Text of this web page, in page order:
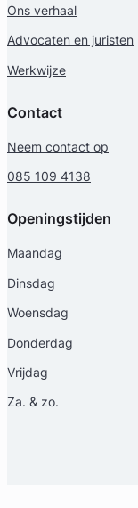
Ons verhaal
Advocaten en juristen
Werkwijze
Contact
Neem contact op
085 109 4138
Openingstijden
Maandag
Dinsdag
Woensdag
Donderdag
Vrijdag
Za. & zo.